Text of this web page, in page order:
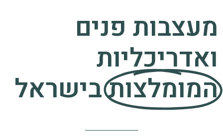
מעצבות פנים
ואדריכליות
המומלצותבישראל